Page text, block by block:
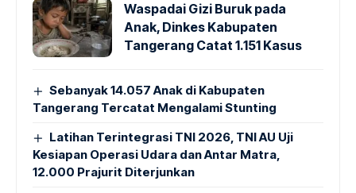
Waspadai Gizi Buruk pada
Anak, Dinkes Kabupaten
Tangerang Catat 1.151 Kasus
Sebanyak 14.057 Anak di Kabupaten
Tangerang Tercatat Mengalami Stunting
Latihan Terintegrasi TNI 2026, TNI AU Uji
Kesiapan Operasi Udara dan Antar Matra,
12.000 Prajurit Diterjunkan